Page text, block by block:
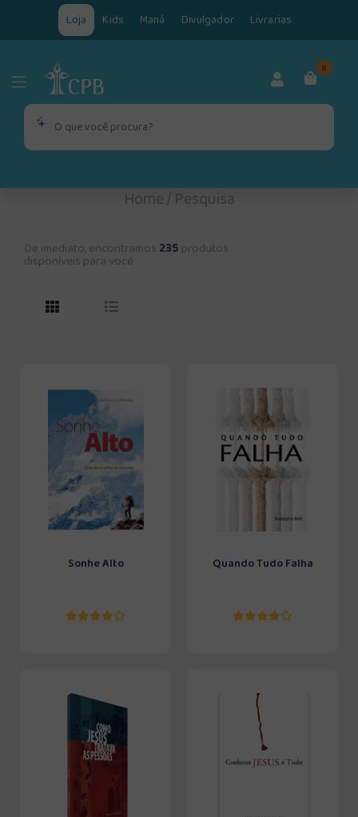
Loja Kids Maná Divulgador Livrarias
0
Home/Pesquisa
De imediato, encontramos 235 produtos
disponíveis para você
Sonhe Alto Quando Tudo Falha